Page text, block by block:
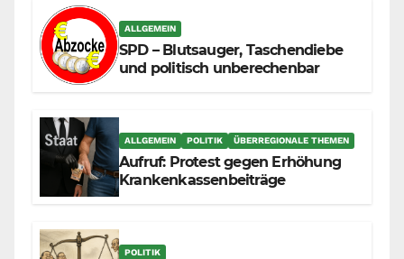
ALLGEMEIN
SPD – Blutsauger, Taschendiebe
und politisch unberechenbar
ALLGEMEIN POLITIK ÜBERREGIONALE THEMEN
Aufruf: Protest gegen Erhöhung
Krankenkassenbeiträge
POLITIK